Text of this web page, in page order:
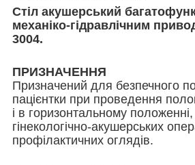
Стіл акушерський
механіко-гідравлічним
3004.
ПРИЗНАЧЕННЯ
Призначений для безпечного
пацієнтки при проведення
і в горизонтальному
гінекологічно-акушерських
профілактичних оглядів.